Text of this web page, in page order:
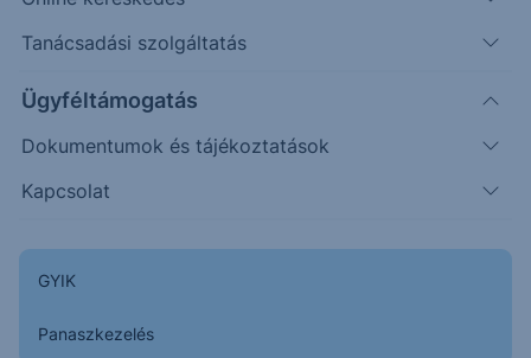
Tanácsadási szolgáltatás
Ügyféltámogatás
Dokumentumok és tájékoztatások
Kapcsolat
GYIK
Panaszkezelés
6meGLxir9?si=Q6KQZ1w7RyOOCIm4D52VBw
Megosztó alapkamat változtatás
Miért csökkentett a FED?
Mik a 2026-os várakozások?